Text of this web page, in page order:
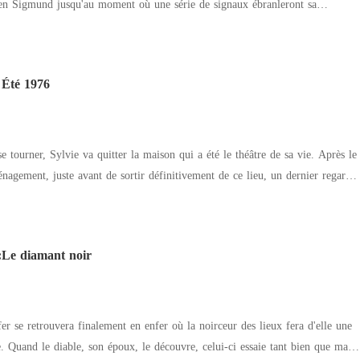
Sigmund jusqu'au moment où une série de signaux ébranleront sa
lui apporte. Ceci tout en approfondissant l'exploration des mystères de la
Il se consacre à cette passion dans la foulée d'une carrière
l'enseignement.
1976
tourner, Sylvie va quitter la maison qui a été le théâtre de sa vie. Après le
juste avant de sortir définitivement de ce lieu, un dernier regard
d'Antoinette revient la hanter. Il y a quarante ans, lors de leurs vacances
mystérieusement, laissant place à des révélations sordides et à
personne ne ressortit indemne. Aujourd'hui, Antoinette est de retour...
diamant noir
se retrouvera finalement en enfer où la noirceur des lieux fera d'elle une
Quand le diable, son époux, le découvre, celui-ci essaie tant bien que mal